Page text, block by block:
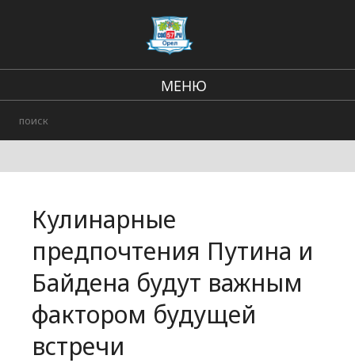
МЕНЮ
Происшествия
Кулинарные
предпочтения Путина и
Байдена будут важным
фактором будущей
встречи